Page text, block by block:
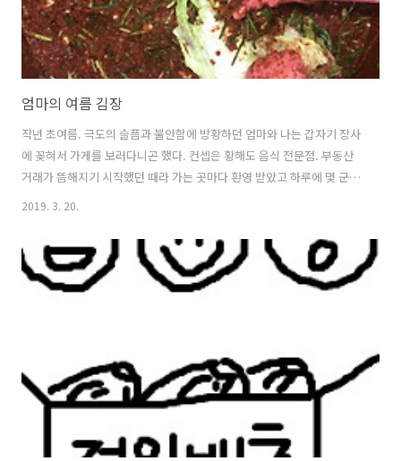
엄마의 여름 김장
​작년 초여름. 극도의 슬픔과 불안함에 방황하던 엄마와 나는 갑자기 장사
에 꽂혀서 가게를 보러다니곤 했다. 컨셉은 황해도 음식 전문점. 부동산
거래가 뜸해지기 시작했던 때라 가는 곳마다 환영 받았고 하루에 몇 군데
씩 열심히 돌아다녔지만 마음에 탁 드는 가게는 좀처럼 나타나지 않았다.
담가야 한다고 주장했다. 나는 가게 계약을 한 후에 하자고 했고 엄마는
그땐 비싸져서 아무 것도 못한다고 했다. 그때의 엄마는 누구도 말릴 수
없었다. ​왜때문에 우리집. ㅎ 농구보다가 갑자기 쪽파를 다듬게 된 남편.
2019. 3. 20.